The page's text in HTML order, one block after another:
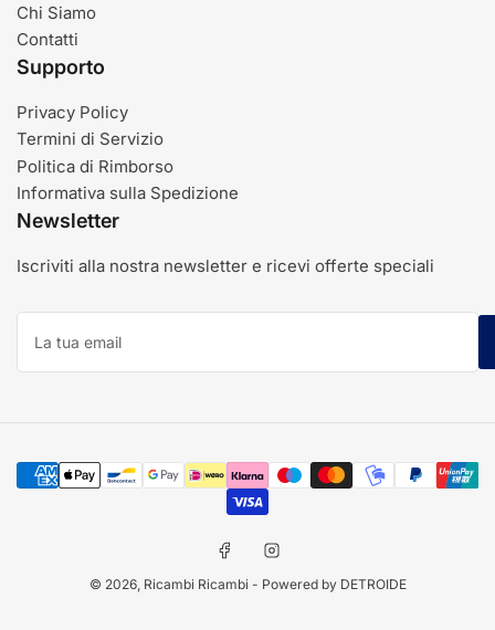
Chi Siamo
Contatti
Supporto
Privacy Policy
Termini di Servizio
Politica di Rimborso
Informativa sulla Spedizione
Newsletter
Iscriviti alla nostra newsletter e ricevi offerte speciali
La
tua
Modalità
di
pagamento
FacebookInstagram
© 2026, Ricambi Ricambi - Powered by DETROIDE